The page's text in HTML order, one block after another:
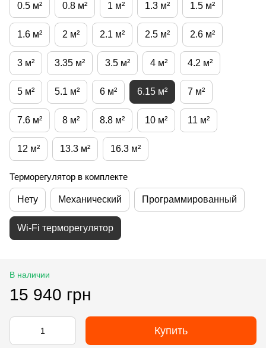
0.5 м² 0.8 м² 1 м² 1.3 м² 1.5 м²
1.6 м² 2 м² 2.1 м² 2.5 м² 2.6 м²
3 м² 3.35 м² 3.5 м² 4 м² 4.2 м²
5 м² 5.1 м² 6 м² 6.15 м² 7 м²
7.6 м² 8 м² 8.8 м² 10 м² 11 м²
12 м² 13.3 м² 16.3 м²
Терморегулятор в комплекте
Нету Механический Программированный
Wi-Fi терморегулятор
В наличии
15 940 грн
Купить